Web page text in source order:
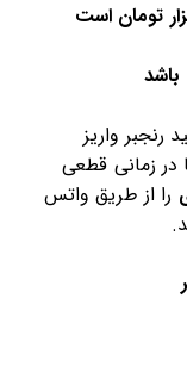
تومان است
رنجبر واریز
در زمانی قطعی
را از طریق واتس